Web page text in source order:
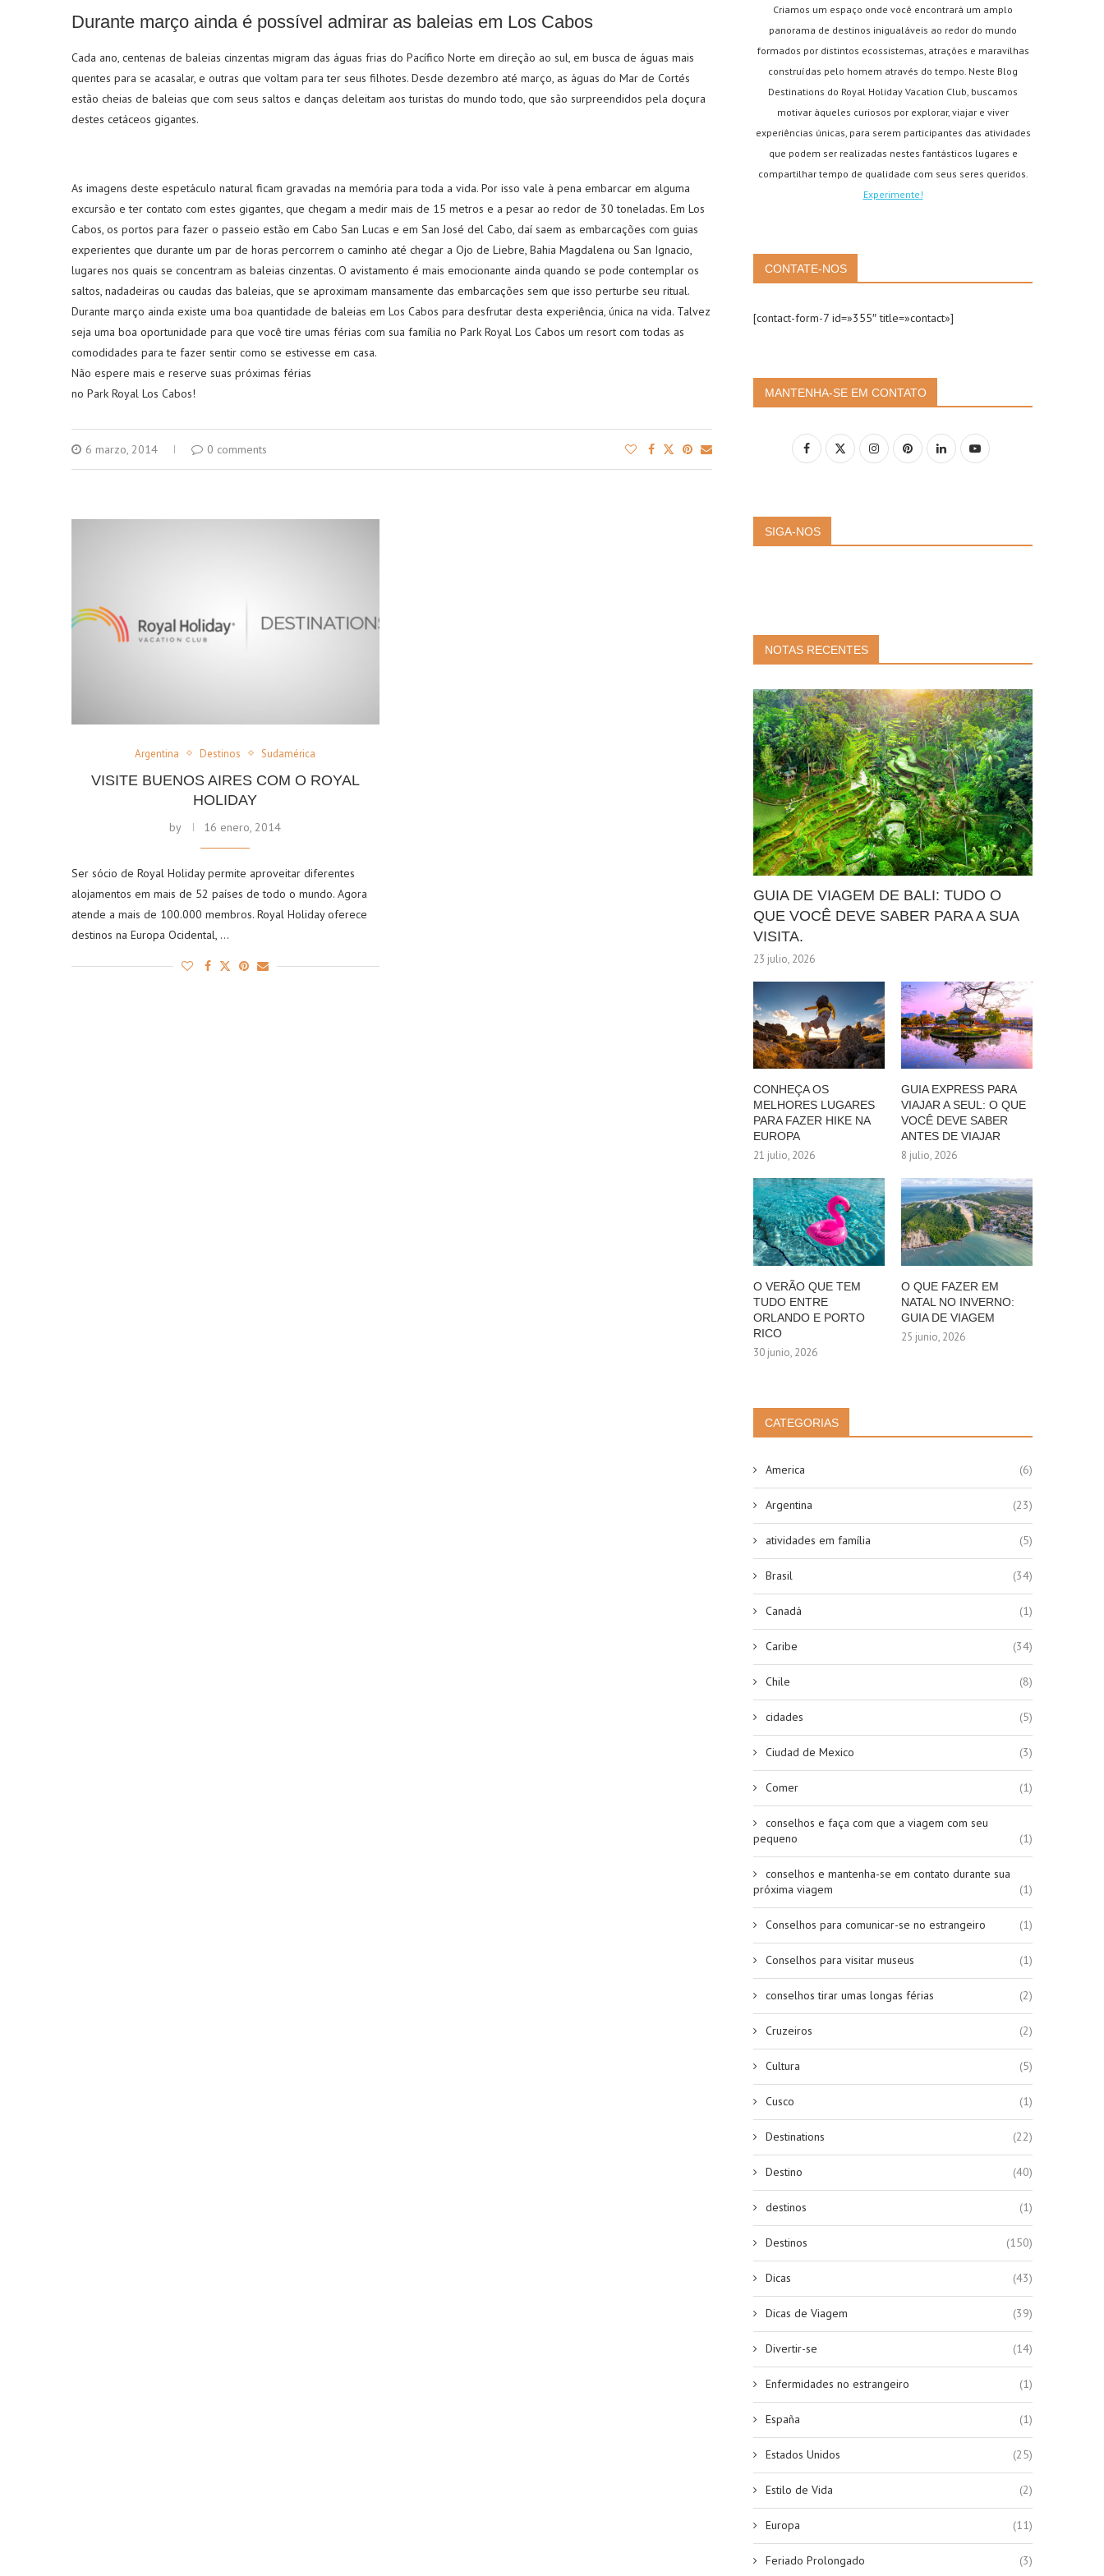
Durante março ainda é possível admirar as baleias em Los Cabos
Cada ano, centenas de baleias cinzentas migram das águas frias do Pacífico Norte em direção ao sul, em busca de águas mais
quentes para se acasalar, e outras que voltam para ter seus filhotes. Desde dezembro até março, as águas do Mar de Cortés
estão cheias de baleias que com seus saltos e danças deleitam aos turistas do mundo todo, que são surpreendidos pela doçura
destes cetáceos gigantes.
As imagens deste espetáculo natural ficam gravadas na memória para toda a vida. Por isso vale à pena embarcar em alguma
excursão e ter contato com estes gigantes, que chegam a medir mais de 15 metros e a pesar ao redor de 30 toneladas. Em Los
Cabos, os portos para fazer o passeio estão em Cabo San Lucas e em San José del Cabo, daí saem as embarcações com guias
experientes que durante um par de horas percorrem o caminho até chegar a Ojo de Liebre, Bahia Magdalena ou San Ignacio,
lugares nos quais se concentram as baleias cinzentas. O avistamento é mais emocionante ainda quando se pode contemplar os
saltos, nadadeiras ou caudas das baleias, que se aproximam mansamente das embarcações sem que isso perturbe seu ritual.
Durante março ainda existe uma boa quantidade de baleias em Los Cabos para desfrutar desta experiência, única na vida. Talvez
seja uma boa oportunidade para que você tire umas férias com sua família no Park Royal Los Cabos um resort com todas as
comodidades para te fazer sentir como se estivesse em casa.
Não espere mais e reserve suas próximas férias
no Park Royal Los Cabos!
6 marzo, 2014 0 comments
Argentina Destinos Sudamérica
VISITE BUENOS AIRES COM O ROYAL
HOLIDAY
by 16 enero, 2014
Ser sócio de Royal Holiday permite aproveitar diferentes
alojamentos em mais de 52 países de todo o mundo. Agora
atende a mais de 100.000 membros. Royal Holiday oferece
destinos na Europa Ocidental, …
Criamos um espaço onde você encontrará um amplo
panorama de destinos inigualáveis ao redor do mundo
formados por distintos ecossistemas, atrações e maravilhas
construídas pelo homem através do tempo. Neste Blog
Destinations do Royal Holiday Vacation Club, buscamos
motivar àqueles curiosos por explorar, viajar e viver
experiências únicas, para serem participantes das atividades
que podem ser realizadas nestes fantásticos lugares e
compartilhar tempo de qualidade com seus seres queridos.
Experimente!
CONTATE-NOS
[contact-form-7 id=»355″ title=»contact»]
MANTENHA-SE EM CONTATO
SIGA-NOS
NOTAS RECENTES
GUIA DE VIAGEM DE BALI: TUDO O
QUE VOCÊ DEVE SABER PARA A SUA
VISITA.
23 julio, 2026
CONHEÇA OS
MELHORES LUGARES
PARA FAZER HIKE NA
EUROPA
21 julio, 2026
GUIA EXPRESS PARA
VIAJAR A SEUL: O QUE
VOCÊ DEVE SABER
ANTES DE VIAJAR
8 julio, 2026
O VERÃO QUE TEM
TUDO ENTRE
ORLANDO E PORTO
RICO
30 junio, 2026
O QUE FAZER EM
NATAL NO INVERNO:
GUIA DE VIAGEM
25 junio, 2026
CATEGORIAS
America (6)
Argentina (23)
atividades em família (5)
Brasil (34)
Canadá (1)
Caribe (34)
Chile (8)
cidades (5)
Ciudad de Mexico (3)
Comer (1)
conselhos e faça com que a viagem com seu
pequeno
(1)
conselhos e mantenha-se em contato durante sua
próxima viagem
(1)
Conselhos para comunicar-se no estrangeiro (1)
Conselhos para visitar museus (1)
conselhos tirar umas longas férias (2)
Cruzeiros (2)
Cultura (5)
Cusco (1)
Destinations (22)
Destino (40)
destinos (1)
Destinos (150)
Dicas (43)
Dicas de Viagem (39)
Divertir-se (14)
Enfermidades no estrangeiro (1)
España (1)
Estados Unidos (25)
Estilo de Vida (2)
Europa (11)
Feriado Prolongado (3)